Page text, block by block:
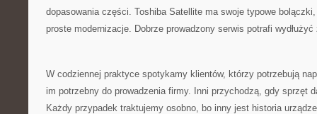
dopasowania części. Toshiba Satellite ma swoje typowe
proste modernizacje. Dobrze prowadzony serwis potrafi
W codziennej praktyce spotykamy klientów, którzy potrzebują
im potrzebny do prowadzenia firmy. Inni przychodzą, gdy sprzęt
Każdy przypadek traktujemy osobno, bo inny jest historia